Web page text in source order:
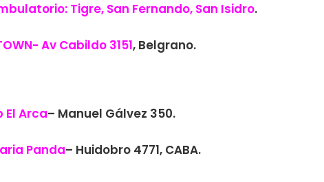
Tigre, San Fernando, San Isidro.
Av Cabildo 3151, Belgrano.
El Arca– Manuel Gálvez 350.
Panda– Huidobro 4771, CABA.